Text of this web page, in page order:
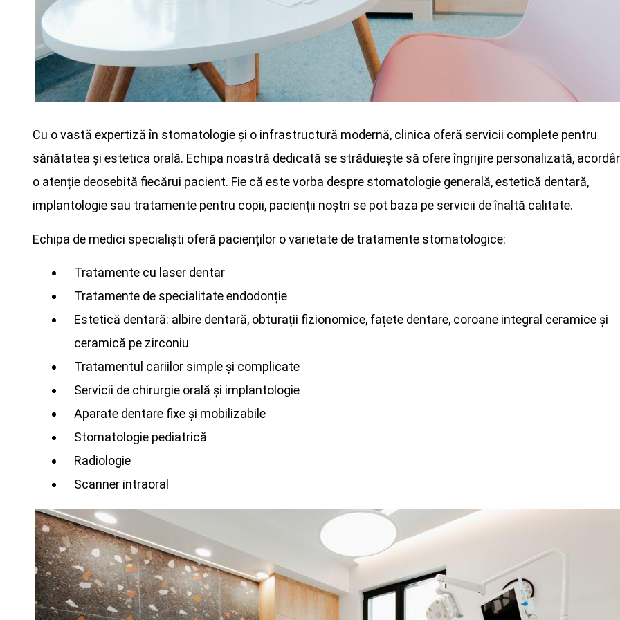
Cu o vastă expertiză în stomatologie și o infrastructură modernă, clinica oferă servicii complete pentru
sănătatea și estetica orală. Echipa noastră dedicată se străduiește să ofere îngrijire personalizată,
o atenție deosebită fiecărui pacient. Fie că este vorba despre stomatologie generală, estetică dentară,
implantologie sau tratamente pentru copii, pacienții noștri se pot baza pe servicii de înaltă calitate.
Echipa de medici specialiști oferă pacienților o varietate de tratamente stomatologice:
Tratamente cu laser dentar
Tratamente de specialitate endodonție
Estetică dentară: albire dentară, obturații fizionomice, fațete dentare, coroane integral ceramice și
ceramică pe zirconiu
Tratamentul cariilor simple și complicate
Servicii de chirurgie orală și implantologie
Aparate dentare fixe și mobilizabile
Stomatologie pediatrică
Radiologie
Scanner intraoral